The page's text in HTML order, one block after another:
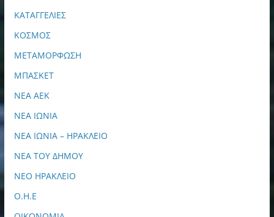
ΚΑΤΑΓΓΕΛΙΕΣ
ΚΟΣΜΟΣ
ΜΕΤΑΜΟΡΦΩΣΗ
ΜΠΑΣΚΕΤ
ΝΕΑ ΑΕΚ
ΝΕΑ ΙΩΝΙΑ
ΝΕΑ ΙΩΝΙΑ – ΗΡΑΚΛΕΙΟ
ΝΕΑ ΤΟΥ ΔΗΜΟΥ
ΝΕΟ ΗΡΑΚΛΕΙΟ
Ο.Η.Ε